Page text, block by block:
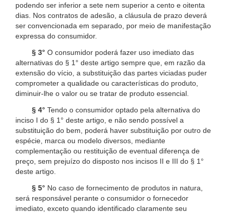
podendo ser inferior a sete nem superior a cento e oitenta
dias. Nos contratos de adesão, a cláusula de prazo deverá
ser convencionada em separado, por meio de manifestação
expressa do consumidor.
§ 3° O consumidor poderá fazer uso imediato das
alternativas do § 1° deste artigo sempre que, em razão da
extensão do vício, a substituição das partes viciadas puder
comprometer a qualidade ou características do produto,
diminuir-lhe o valor ou se tratar de produto essencial.
§ 4° Tendo o consumidor optado pela alternativa do
inciso I do § 1° deste artigo, e não sendo possível a
substituição do bem, poderá haver substituição por outro de
espécie, marca ou modelo diversos, mediante
complementação ou restituição de eventual diferença de
preço, sem prejuízo do disposto nos incisos II e III do § 1°
deste artigo.
§ 5° No caso de fornecimento de produtos in natura,
será responsável perante o consumidor o fornecedor
imediato, exceto quando identificado claramente seu